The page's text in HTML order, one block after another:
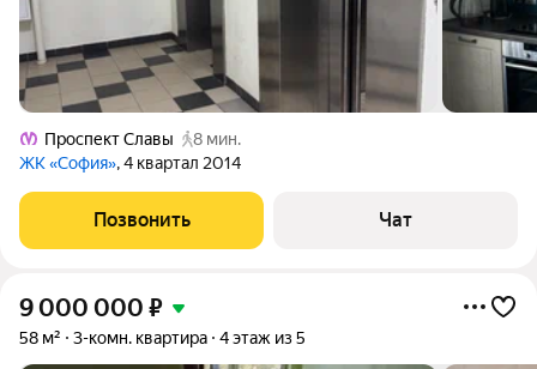
Проспект Славы
8 мин.
ЖК «София», 4 квартал 2014
Позвонить Чат
9 000 000 ₽
58 м² 3-комн. квартира 4 этаж из 5